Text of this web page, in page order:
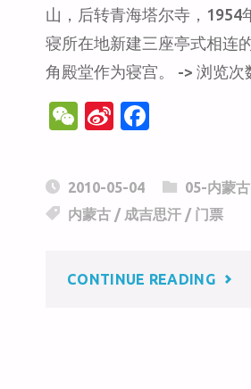
山，后转青海塔尔寺，1954
寝所在地新建三座亭式相连
角殿堂作为寝宫。 -> 浏览次
W
h
at
Si
W
ei
o
c
e
b
o
2010-05-04 05-内蒙古
内蒙古/ 成吉思汗/ 门票
CONTINUE READING"成